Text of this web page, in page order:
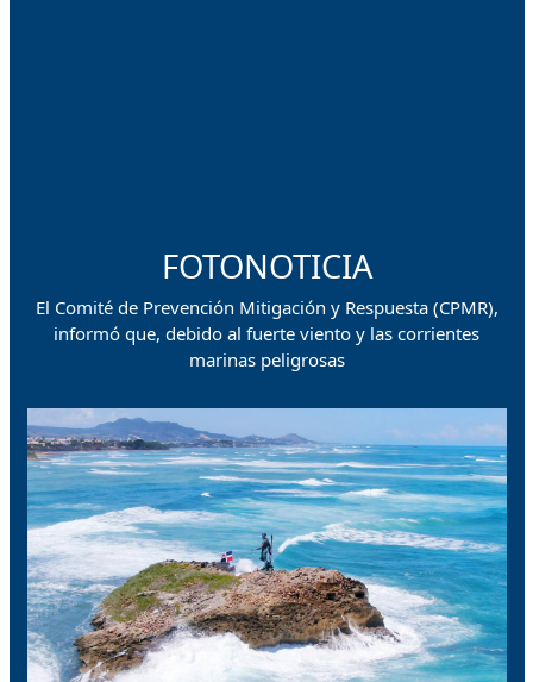
FOTONOTICIA
El Comité de Prevención Mitigación y Respuesta (CPMR),
informó que, debido al fuerte viento y las corrientes
marinas peligrosas